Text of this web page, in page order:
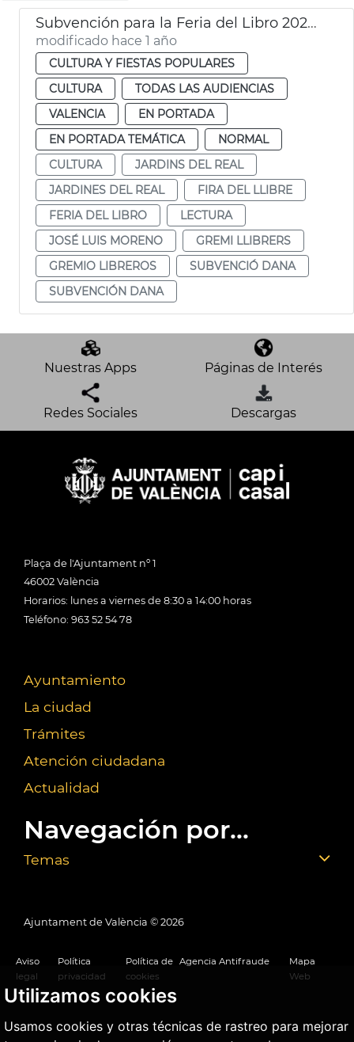
Utilizamos cookies
Usamos cookies y otras técnicas de rastreo para mejorar
Subvención para la Feria del Libro 2025 de 25.000€ en València
modificado hace 1 año
CULTURA Y FIESTAS POPULARES
CULTURA
TODAS LAS AUDIENCIAS
VALENCIA
EN PORTADA
EN PORTADA TEMÁTICA
NORMAL
CULTURA
JARDINS DEL REAL
JARDINES DEL REAL
FIRA DEL LLIBRE
FERIA DEL LIBRO
LECTURA
JOSÉ LUIS MORENO
GREMI LLIBRERS
GREMIO LIBREROS
SUBVENCIÓ DANA
SUBVENCIÓN DANA
Nuestras Apps Páginas de Interés
Redes Sociales Descargas
Plaça de l'Ajuntament nº 1
46002 València
Horarios: lunes a viernes de 8:30 a 14:00 horas
Teléfono: 963 52 54 78
Ayuntamiento
La ciudad
Trámites
Atención ciudadana
Actualidad
Navegación por...
Temas
Ajuntament de València © 2026
Aviso
legal
Política
privacidad
Política de
cookies
Agencia Antifraude
Mapa
Web